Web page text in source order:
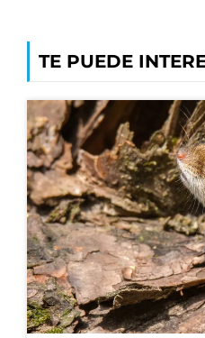
TE PUEDE